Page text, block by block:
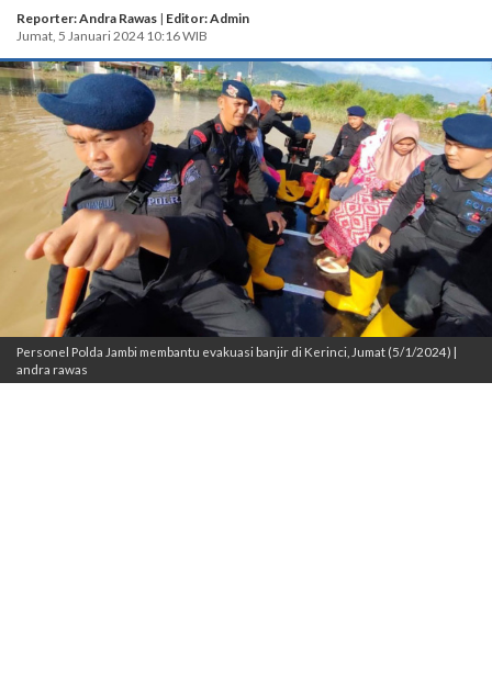
Reporter: Andra Rawas | Editor: Admin
Jumat, 5 Januari 2024 10:16 WIB
Personel Polda Jambi membantu evakuasi banjir di Kerinci, Jumat (5/1/2024) |
andra rawas